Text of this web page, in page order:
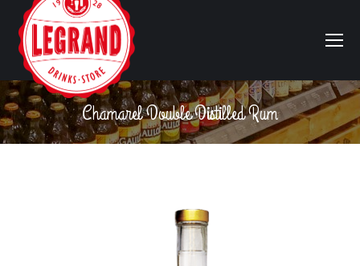
Chamarel Double Distilled Rum
Vous êtes ici :